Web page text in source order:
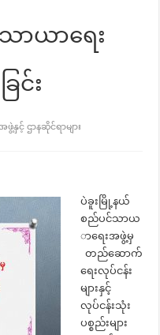
ာယာရေး
င်း
နှင့် ဌာနဆိုင်ရာများ
ပဲခူးမြို့နယ်
စည်ပင်သာယ
ာရေးအဖွဲ့မှ
တည်ဆောက်
ရေးလုပ်ငန်း
များနှင့်
လုပ်ငန်းသုံး
ပစ္စည်းများ